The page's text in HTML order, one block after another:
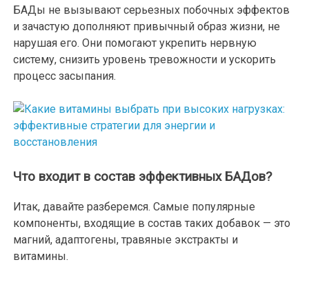
БАДы не вызывают серьезных побочных эффектов
и зачастую дополняют привычный образ жизни, не
нарушая его. Они помогают укрепить нервную
систему, снизить уровень тревожности и ускорить
процесс засыпания.
Что входит в состав эффективных БАДов?
Итак, давайте разберемся. Самые популярные
компоненты, входящие в состав таких добавок — это
магний, адаптогены, травяные экстракты и
витамины.